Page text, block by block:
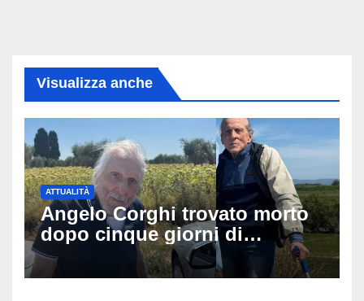
Visualizza anche
ATTUALITÀ
Angelo Corghi trovato morto
dopo cinque giorni di
ricerche: il giallo dell’80enne
scomparso dopo essere